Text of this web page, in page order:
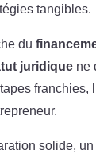
tangibles.
du
juridique ne
franchies,
solide,